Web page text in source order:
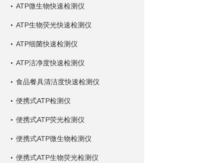
ATP微生物快速检测仪
ATP生物荧光快速检测仪
ATP细菌快速检测仪
ATP洁净度快速检测仪
食品餐具清洁度快速检测仪
便携式ATP检测仪
便携式ATP荧光检测仪
便携式ATP微生物检测仪
便携式ATP生物荧光检测仪